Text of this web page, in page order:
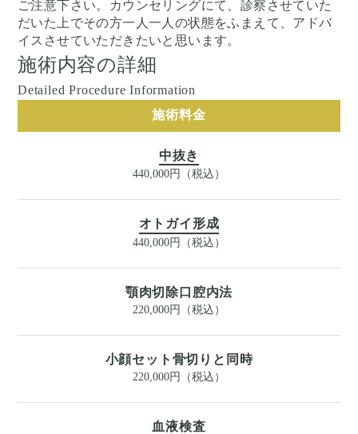
ご注意下さい。カウンセリングにて、診察させていた
だいた上でその方一人一人の状態をふまえて、アドバ
イスさせていただきたいと思います。
施術内容の詳細
Detailed Procedure Information
施術料金
中抜き
440,000円（税込）
オトガイ形成
440,000円（税込）
顎肉切除口腔内法
220,000円（税込）
小顔セット骨切りと同時
220,000円（税込）
血液検査